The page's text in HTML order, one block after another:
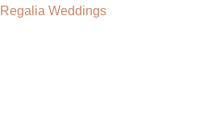
Regalia Weddings